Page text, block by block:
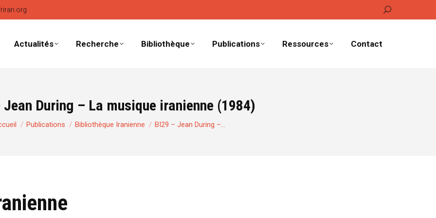
Recherche
:
Actualités Recherche Bibliothèque Publications Ressources Contact
Jean During – La musique iranienne (1984)
êtes ici :Publications Bibliothèque Iranienne BI29 – Jean During –…